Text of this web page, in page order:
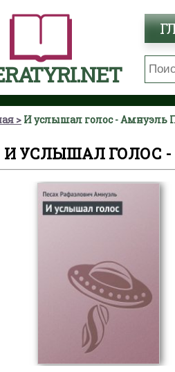
И услышал голос - Амнуэль
И УСЛЫШАЛ ГОЛОС -